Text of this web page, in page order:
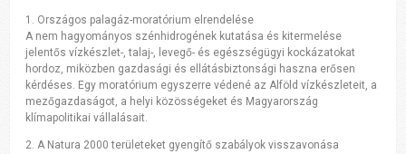
1. Országos palagáz-moratórium elrendelése
A nem hagyományos szénhidrogének kutatása és kitermelése
jelentős vízkészlet-, talaj-, levegő- és egészségügyi kockázatokat
hordoz, miközben gazdasági és ellátásbiztonsági haszna erősen
kérdéses. Egy moratórium egyszerre védené az Alföld vízkészleteit, a
mezőgazdaságot, a helyi közösségeket és Magyarország
klímapolitikai vállalásait.
2. A Natura 2000 területeket gyengítő szabályok visszavonása